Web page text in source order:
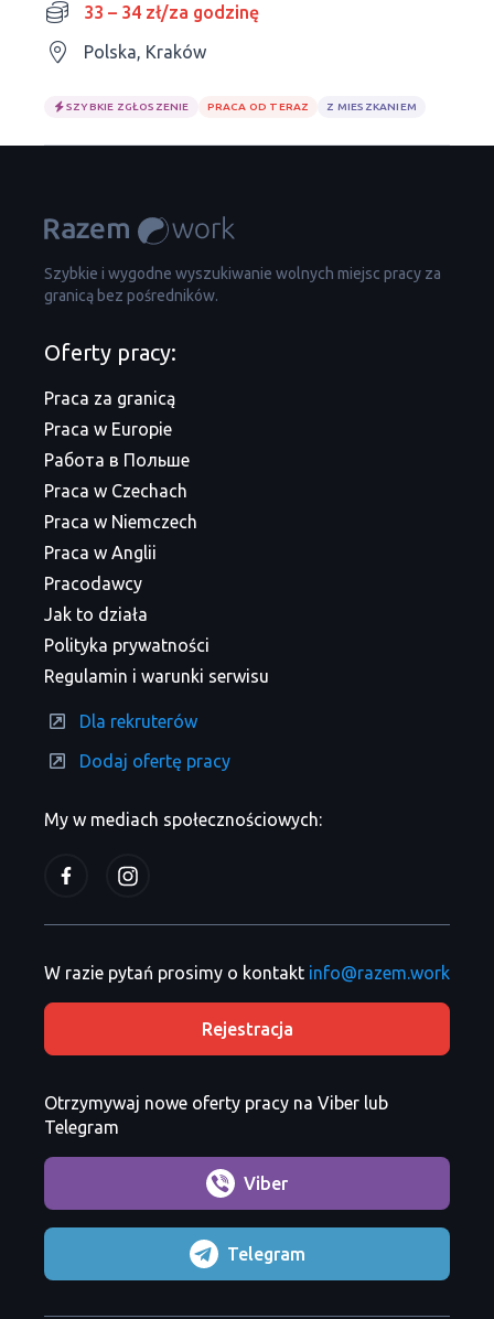
33 – 34 zł/za godzinę
Polska, Kraków
SZYBKIE ZGŁOSZENIE PRACA OD TERAZ Z MIESZKANIEM
Szybkie i wygodne wyszukiwanie wolnych miejsc pracy za
granicą bez pośredników.
My w mediach społecznościowych:
Oferty pracy:
Praca za granicą
Praca w Europie
Работа в Польше
Praca w Czechach
Praca w Niemczech
Praca w Anglii
Pracodawcy
Jak to działa
Polityka prywatności
Regulamin i warunki serwisu
Dla rekruterów
Dodaj ofertę pracy
W razie pytań prosimy o kontakt info@razem.work
Rejestracja
Otrzymywaj nowe oferty pracy na Viber lub
Telegram
Viber
Telegram